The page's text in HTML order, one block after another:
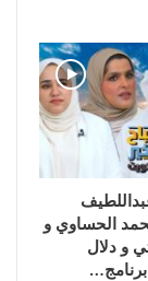
الحساوي و
و دلال